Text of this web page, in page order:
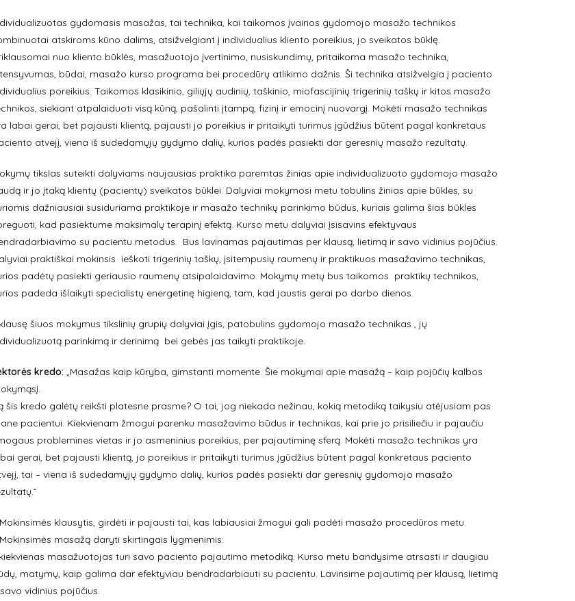
gydomasis masažas, tai technika, kai taikomos įvairios gydomojo masažo technikos
atskiroms kūno dalims, atsižvelgiant į individualius kliento poreikius, jo sveikatos būklę.
nuo kliento būklės, masažuotojo įvertinimo, nusiskundimų, pritaikoma masažo technika,
būdai, masažo kurso programa bei procedūrų atlikimo dažnis. Ši technika atsižvelgia į paciento
poreikius. Taikomos klasikinio, giliųjų audinių, taškinio, miofascijinių trigerinių taškų ir kitos masažo
siekiant atpalaiduoti visą kūną, pašalinti įtampą, fizinį ir emocinį nuovargį. Mokėti masažo technikas
labai gerai, bet pajausti klientą, pajausti jo poreikius ir pritaikyti turimus įgūdžius būtent pagal konkretaus
atvejį, viena iš sudedamųjų gydymo dalių, kurios padės pasiekti dar geresnių masažo rezultatų.
tikslas suteikti dalyviams naujausias praktika paremtas žinias apie individualizuoto gydomojo masažo
ir jo įtaką klientų (pacientų) sveikatos būklei. Dalyviai mokymosi metu tobulins žinias apie būkles, su
dažniausiai susiduriama praktikoje ir masažo technikų parinkimo būdus, kuriais galima šias būkles
kad pasiektume maksimalų terapinį efektą. Kurso metu dalyviai įsisavins efektyvaus
su pacientu metodus. Bus lavinamas pajautimas per klausą, lietimą ir savo vidinius pojūčius.
praktiškai mokinsis ieškoti trigerinių taškų, įsitempusių raumenų ir praktikuos masažavimo technikas,
padėtų pasiekti geriausio raumenų atsipalaidavimo. Mokymų metų bus taikomos praktikų technikos,
padeda išlaikyti specialistų energetinę higieną, tam, kad jaustis gerai po darbo dienos.
šiuos mokymus tikslinių grupių dalyviai įgis, patobulins gydomojo masažo technikas , jų
parinkimą ir derinimą bei gebės jas taikyti praktikoje.
kredo: „Masažas kaip kūryba, gimstanti momente. Šie mokymai apie masažą – kaip pojūčių kalbos
šis kredo galėtų reikšti platesne prasme? O tai, jog niekada nežinau, kokią metodiką taikysiu atėjusiam pas
pacientui. Kiekvienam žmogui parenku masažavimo būdus ir technikas, kai prie jo prisiliečiu ir pajaučiu
problemines vietas ir jo asmeninius poreikius, per pajautiminę sferą. Mokėti masažo technikas yra
gerai, bet pajausti klientą, jo poreikius ir pritaikyti turimus įgūdžius būtent pagal konkretaus paciento
tai – viena iš sudedamųjų gydymo dalių, kurios padės pasiekti dar geresnių gydomojo masažo
klausytis, girdėti ir pajausti tai, kas labiausiai žmogui gali padėti masažo procedūros metu.
masažą daryti skirtingais lygmenimis:
masažuotojas turi savo paciento pajautimo metodiką. Kurso metu bandysime atrsasti ir daugiau
matymų, kaip galima dar efektyviau bendradarbiauti su pacientu. Lavinsime pajautimą per klausą, lietimą
vidinius pojūčius.